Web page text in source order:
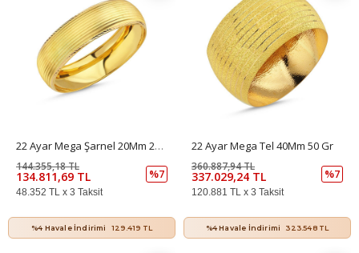
22 Ayar Mega Şarnel 20Mm 20 Gr
134.811,69 TL
144.355,18 TL
%7
48.352 TL x 3 Taksit
%4 Havale İndirimi 129.419 TL
22 Ayar Mega Tel 40Mm 50 Gr
337.029,24 TL
360.887,94 TL
%7
120.881 TL x 3 Taksit
%4 Havale İndirimi 323.548 TL